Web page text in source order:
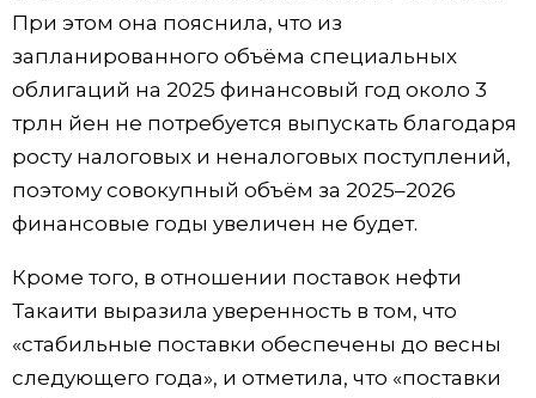
При этом она пояснила, что из
запланированного объёма специальных
облигаций на 2025 финансовый год около 3
трлн йен не потребуется выпускать благодаря
росту налоговых и неналоговых поступлений,
поэтому совокупный объём за 2025–2026
финансовые годы увеличен не будет.
Кроме того, в отношении поставок нефти
Такаити выразила уверенность в том, что
«стабильные поставки обеспечены до весны
следующего года», и отметила, что «поставки